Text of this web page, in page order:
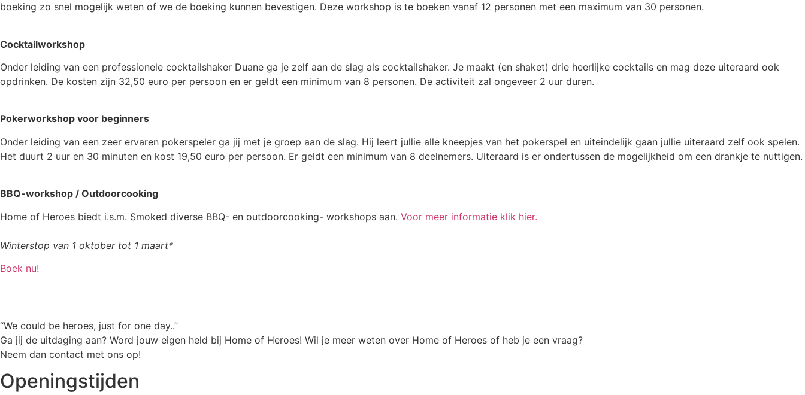
boeking zo snel mogelijk weten of we de boeking kunnen bevestigen. Deze workshop is te boeken vanaf 12 personen met een maximum van 30 personen.
Cocktailworkshop
Onder leiding van een professionele cocktailshaker Duane ga je zelf aan de slag als cocktailshaker. Je maakt (en shaket) drie heerlijke cocktails en mag deze uiteraard ook
opdrinken. De kosten zijn 32,50 euro per persoon en er geldt een minimum van 8 personen. De activiteit zal ongeveer 2 uur duren.
Pokerworkshop voor beginners
Onder leiding van een zeer ervaren pokerspeler ga jij met je groep aan de slag. Hij leert jullie alle kneepjes van het pokerspel en uiteindelijk gaan jullie uiteraard zelf ook spelen.
Het duurt 2 uur en 30 minuten en kost 19,50 euro per persoon. Er geldt een minimum van 8 deelnemers. Uiteraard is er ondertussen de mogelijkheid om een drankje te nuttigen.
BBQ-workshop / Outdoorcooking
Home of Heroes biedt i.s.m. Smoked diverse BBQ- en outdoorcooking- workshops aan. Voor meer informatie klik hier.
Winterstop van 1 oktober tot 1 maart*
Boek nu!
“We could be heroes, just for one day..”
Ga jij de uitdaging aan? Word jouw eigen held bij Home of Heroes! Wil je meer weten over Home of Heroes of heb je een vraag?
Neem dan contact met ons op!
Openingstijden